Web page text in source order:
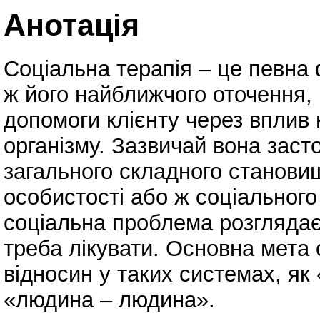
Анотація
Соціальна терапія – це певна
ж його найближчого оточення,
допомоги клієнту через вплив
організму. Зазвичай вона
загального складного
особистості або ж
соціальна проблема
треба лікувати. Основна мета
відносин у таких системах,
«людина – людина».